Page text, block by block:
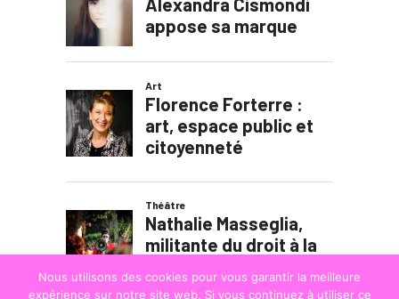
Nous utilisons des cookies pour vous garantir la meilleure
expérience sur notre site web. Si vous continuez à utiliser ce